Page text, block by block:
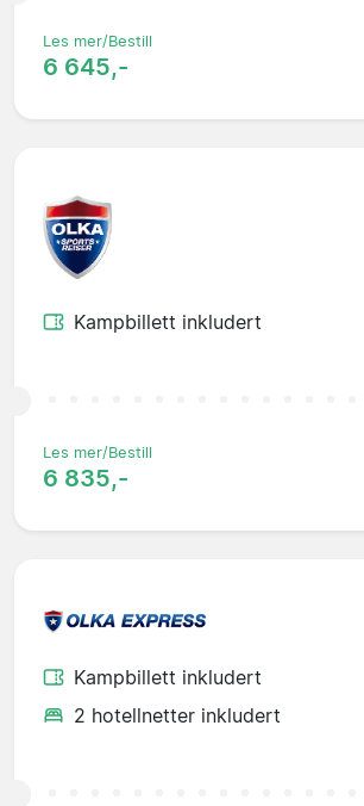
Les mer/Bestill
6 645,-
Kampbillett inkludert
Les mer/Bestill
6 835,-
Kampbillett inkludert
2 hotellnetter inkludert